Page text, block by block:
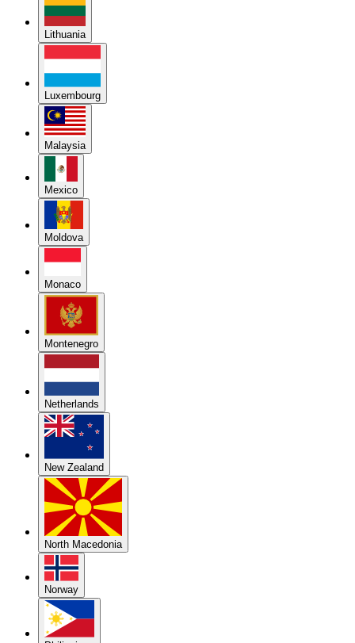
Lithuania
Luxembourg
Malaysia
Mexico
Moldova
Monaco
Montenegro
Netherlands
New Zealand
North Macedonia
Norway